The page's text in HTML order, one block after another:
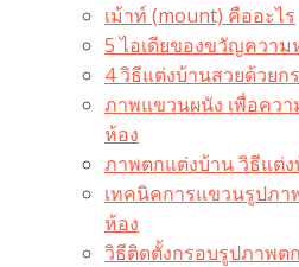
เม้าท์ (mount) คืออะไร​
5 ไอเดียของขวัญความ
4 วิธีแต่งบ้านสวยด้วยก
ภาพแขวนผนัง เพื่อคว
ห้อง
ภาพตกแต่งบ้าน วิธีแต่
เทคนิคการแขวนรูปภา
ห้อง
วิธีติดตั้งกรอบรูปภาพต